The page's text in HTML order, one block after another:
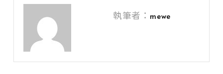
執筆者： mewe